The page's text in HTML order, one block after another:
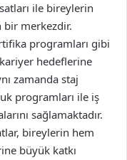
ile bireylerin
bir merkezdir.
programları gibi
hedeflerine
zamanda staj
programları ile iş
sağlamaktadır.
bireylerin hem
büyük katkı